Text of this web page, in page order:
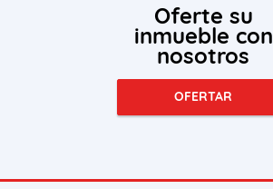
Oferte su
inmueble con
nosotros
OFERTAR